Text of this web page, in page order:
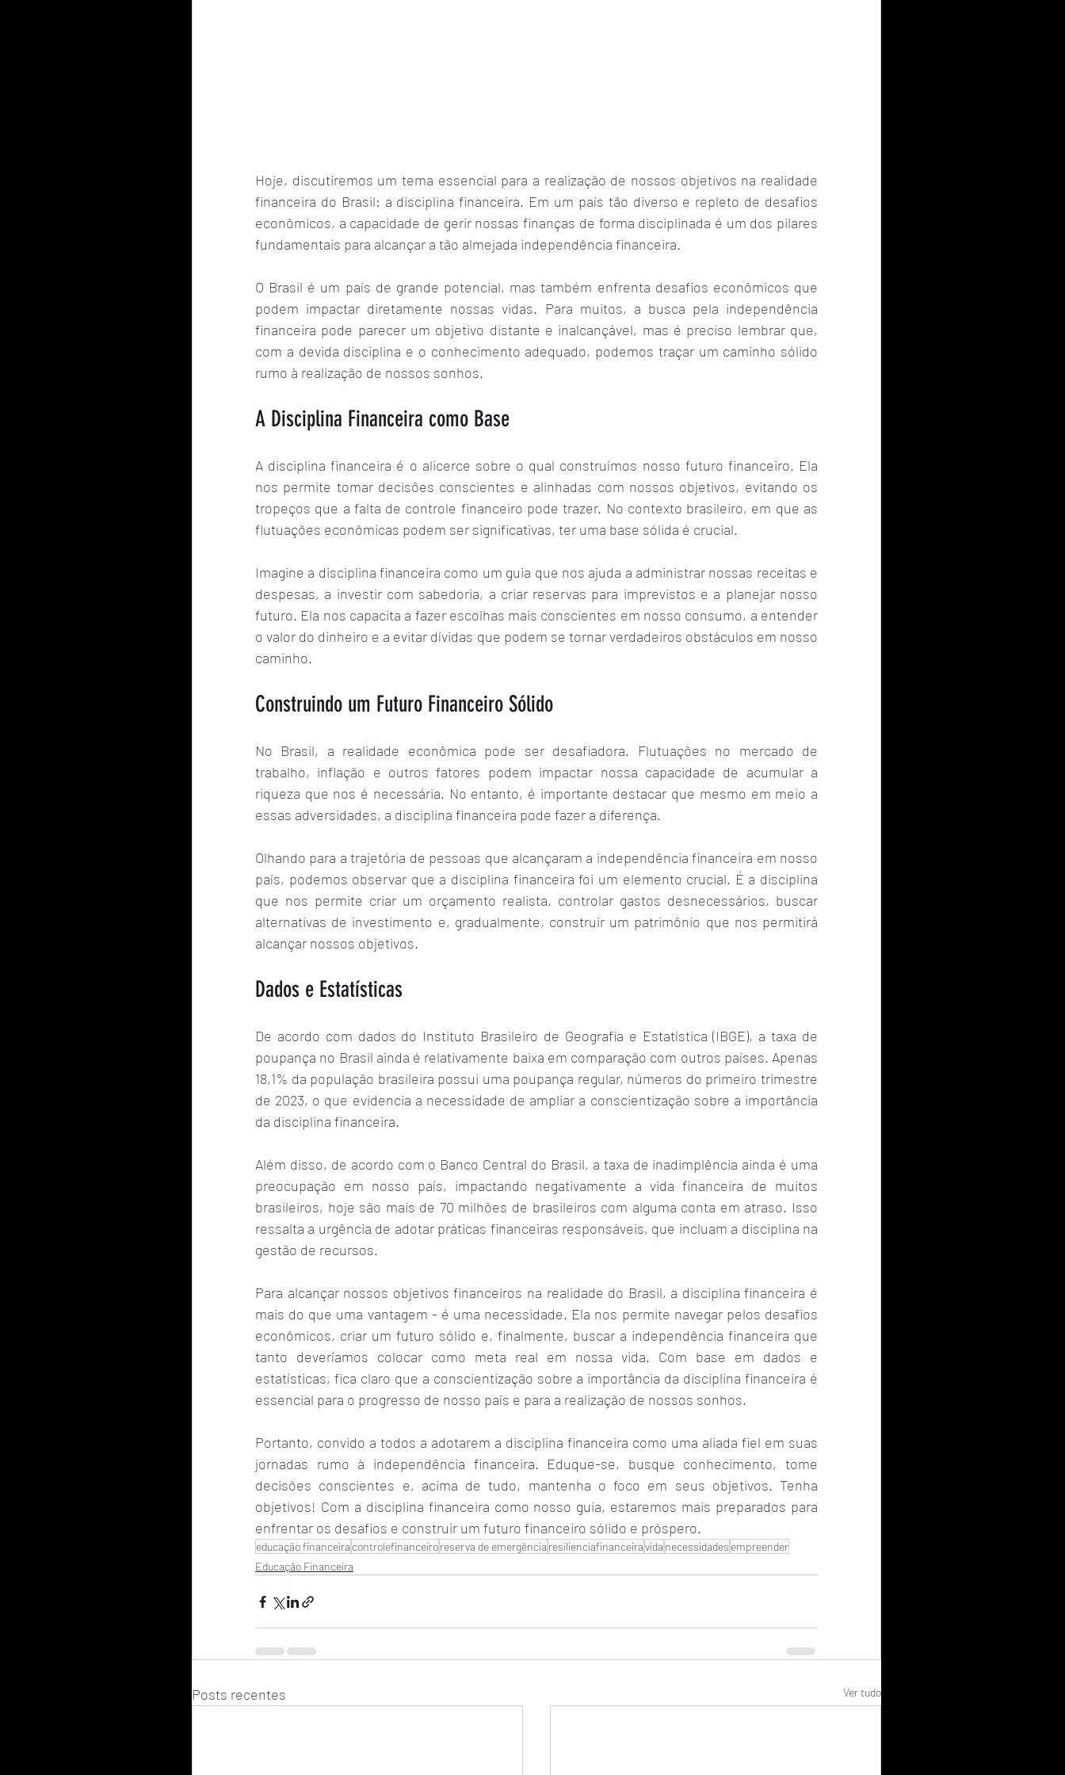
Hoje, discutiremos um tema essencial para a realização de nossos objetivos na realidade
financeira do Brasil: a disciplina financeira. Em um país tão diverso e repleto de desafios
econômicos, a capacidade de gerir nossas finanças de forma disciplinada é um dos pilares
fundamentais para alcançar a tão almejada independência financeira.
O Brasil é um país de grande potencial, mas também enfrenta desafios econômicos que
podem impactar diretamente nossas vidas. Para muitos, a busca pela independência
financeira pode parecer um objetivo distante e inalcançável, mas é preciso lembrar que,
com a devida disciplina e o conhecimento adequado, podemos traçar um caminho sólido
rumo à realização de nossos sonhos.
A Disciplina Financeira como Base
A disciplina financeira é o alicerce sobre o qual construímos nosso futuro financeiro. Ela
nos permite tomar decisões conscientes e alinhadas com nossos objetivos, evitando os
tropeços que a falta de controle financeiro pode trazer. No contexto brasileiro, em que as
flutuações econômicas podem ser significativas, ter uma base sólida é crucial.
Imagine a disciplina financeira como um guia que nos ajuda a administrar nossas receitas e
despesas, a investir com sabedoria, a criar reservas para imprevistos e a planejar nosso
futuro. Ela nos capacita a fazer escolhas mais conscientes em nosso consumo, a entender
o valor do dinheiro e a evitar dívidas que podem se tornar verdadeiros obstáculos em nosso
caminho.
Construindo um Futuro Financeiro Sólido
No Brasil, a realidade econômica pode ser desafiadora. Flutuações no mercado de
trabalho, inflação e outros fatores podem impactar nossa capacidade de acumular a
riqueza que nos é necessária. No entanto, é importante destacar que mesmo em meio a
essas adversidades, a disciplina financeira pode fazer a diferença.
Olhando para a trajetória de pessoas que alcançaram a independência financeira em nosso
país, podemos observar que a disciplina financeira foi um elemento crucial. É a disciplina
que nos permite criar um orçamento realista, controlar gastos desnecessários, buscar
alternativas de investimento e, gradualmente, construir um patrimônio que nos permitirá
alcançar nossos objetivos.
Dados e Estatísticas
De acordo com dados do Instituto Brasileiro de Geografia e Estatística (IBGE), a taxa de
poupança no Brasil ainda é relativamente baixa em comparação com outros países. Apenas
18,1% da população brasileira possui uma poupança regular, números do primeiro trimestre
de 2023, o que evidencia a necessidade de ampliar a conscientização sobre a importância
da disciplina financeira.
Além disso, de acordo com o Banco Central do Brasil, a taxa de inadimplência ainda é uma
preocupação em nosso país, impactando negativamente a vida financeira de muitos
brasileiros, hoje são mais de 70 milhões de brasileiros com alguma conta em atraso. Isso
ressalta a urgência de adotar práticas financeiras responsáveis, que incluam a disciplina na
gestão de recursos.
Para alcançar nossos objetivos financeiros na realidade do Brasil, a disciplina financeira é
mais do que uma vantagem - é uma necessidade. Ela nos permite navegar pelos desafios
econômicos, criar um futuro sólido e, finalmente, buscar a independência financeira que
tanto deveríamos colocar como meta real em nossa vida. Com base em dados e
estatísticas, fica claro que a conscientização sobre a importância da disciplina financeira é
essencial para o progresso de nosso país e para a realização de nossos sonhos.
Portanto, convido a todos a adotarem a disciplina financeira como uma aliada fiel em suas
jornadas rumo à independência financeira. Eduque-se, busque conhecimento, tome
decisões conscientes e, acima de tudo, mantenha o foco em seus objetivos. Tenha
objetivos! Com a disciplina financeira como nosso guia, estaremos mais preparados para
enfrentar os desafios e construir um futuro financeiro sólido e próspero.
educação financeira controlefinanceiroreserva de emergência resilienciafinanceiravida necessidades empreender
Educação Financeira
Posts recentes Ver tudo